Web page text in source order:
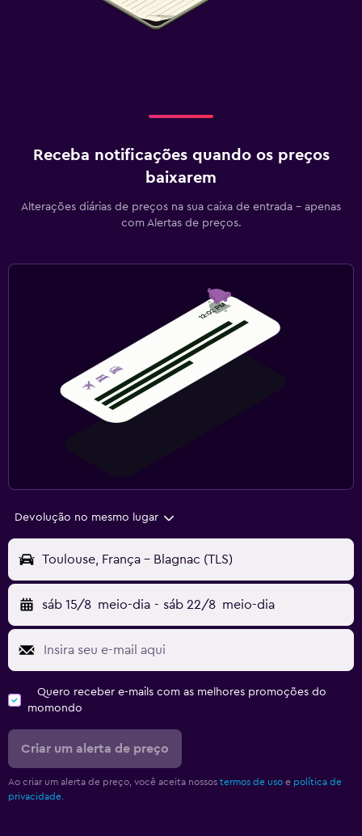
Receba notificações quando os preços
baixarem
Alterações diárias de preços na sua caixa de entrada - apenas
com Alertas de preços.
Devolução no mesmo lugar
Toulouse, França - Blagnac (TLS)
sáb 15/8 meio-dia - sáb 22/8 meio-dia
Quero receber e-mails com as melhores promoções do
momondo
Criar um alerta de preço
Ao criar um alerta de preço, você aceita nossos termos de uso e política de
privacidade.